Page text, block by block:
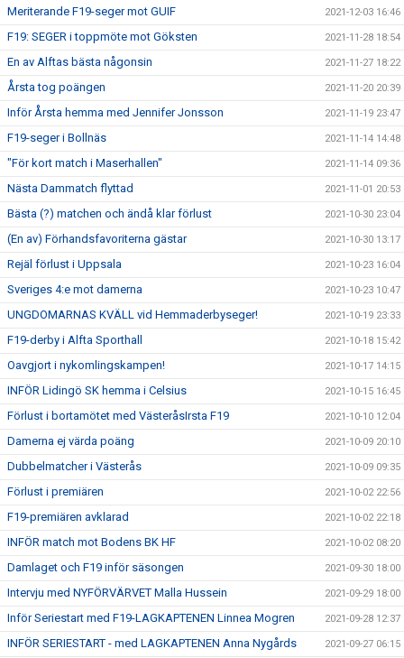
Meriterande F19-seger mot GUIF 2021-12-03 16:46
F19: SEGER i toppmöte mot Göksten 2021-11-28 18:54
En av Alftas bästa någonsin 2021-11-27 18:22
Årsta tog poängen 2021-11-20 20:39
Inför Årsta hemma med Jennifer Jonsson 2021-11-19 23:47
F19-seger i Bollnäs 2021-11-14 14:48
"För kort match i Maserhallen" 2021-11-14 09:36
Nästa Dammatch flyttad 2021-11-01 20:53
Bästa (?) matchen och ändå klar förlust 2021-10-30 23:04
(En av) Förhandsfavoriterna gästar 2021-10-30 13:17
Rejäl förlust i Uppsala 2021-10-23 16:04
Sveriges 4:e mot damerna 2021-10-23 10:47
UNGDOMARNAS KVÄLL vid Hemmaderbyseger! 2021-10-19 23:33
F19-derby i Alfta Sporthall 2021-10-18 15:42
Oavgjort i nykomlingskampen! 2021-10-17 14:15
INFÖR Lidingö SK hemma i Celsius 2021-10-15 16:45
Förlust i bortamötet med VästeråsIrsta F19 2021-10-10 12:04
Damerna ej värda poäng 2021-10-09 20:10
Dubbelmatcher i Västerås 2021-10-09 09:35
Förlust i premiären 2021-10-02 22:56
F19-premiären avklarad 2021-10-02 22:18
INFÖR match mot Bodens BK HF 2021-10-02 08:20
Damlaget och F19 inför säsongen 2021-09-30 18:00
Intervju med NYFÖRVÄRVET Malla Hussein 2021-09-29 18:00
Inför Seriestart med F19-LAGKAPTENEN Linnea Mogren 2021-09-28 12:37
INFÖR SERIESTART - med LAGKAPTENEN Anna Nygårds 2021-09-27 06:15